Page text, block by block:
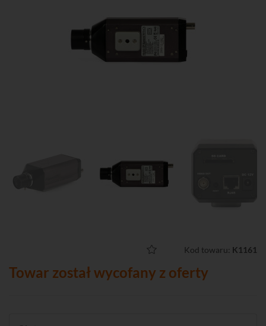
Kod towaru: K1161
Towar został wycofany z oferty